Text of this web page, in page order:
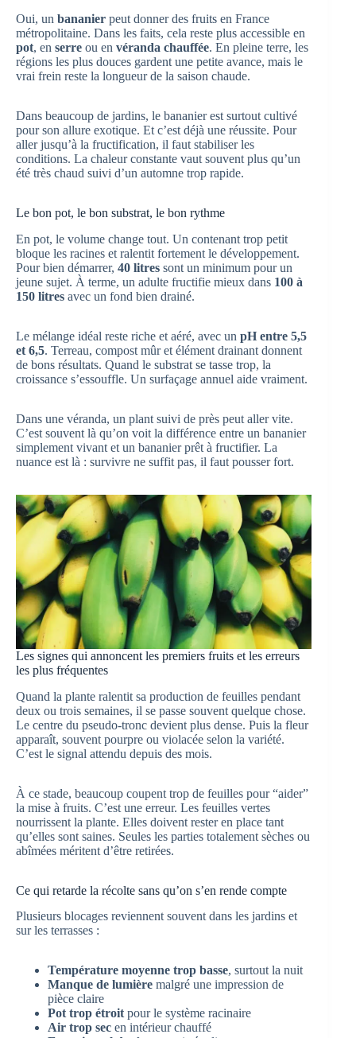
Oui, un bananier peut donner des fruits en France
métropolitaine. Dans les faits, cela reste plus accessible en
pot, en serre ou en véranda chauffée. En pleine terre, les
régions les plus douces gardent une petite avance, mais le
vrai frein reste la longueur de la saison chaude.
Dans beaucoup de jardins, le bananier est surtout cultivé
pour son allure exotique. Et c’est déjà une réussite. Pour
aller jusqu’à la fructification, il faut stabiliser les
conditions. La chaleur constante vaut souvent plus qu’un
été très chaud suivi d’un automne trop rapide.
Le bon pot, le bon substrat, le bon rythme
En pot, le volume change tout. Un contenant trop petit
bloque les racines et ralentit fortement le développement.
Pour bien démarrer, 40 litres sont un minimum pour un
jeune sujet. À terme, un adulte fructifie mieux dans 100 à
150 litres avec un fond bien drainé.
Le mélange idéal reste riche et aéré, avec un pH entre 5,5
et 6,5. Terreau, compost mûr et élément drainant donnent
de bons résultats. Quand le substrat se tasse trop, la
croissance s’essouffle. Un surfaçage annuel aide vraiment.
Dans une véranda, un plant suivi de près peut aller vite.
C’est souvent là qu’on voit la différence entre un bananier
simplement vivant et un bananier prêt à fructifier. La
nuance est là : survivre ne suffit pas, il faut pousser fort.
Les signes qui annoncent les premiers fruits et les erreurs
les plus fréquentes
Quand la plante ralentit sa production de feuilles pendant
deux ou trois semaines, il se passe souvent quelque chose.
Le centre du pseudo-tronc devient plus dense. Puis la fleur
apparaît, souvent pourpre ou violacée selon la variété.
C’est le signal attendu depuis des mois.
À ce stade, beaucoup coupent trop de feuilles pour “aider”
la mise à fruits. C’est une erreur. Les feuilles vertes
nourrissent la plante. Elles doivent rester en place tant
qu’elles sont saines. Seules les parties totalement sèches ou
abîmées méritent d’être retirées.
Ce qui retarde la récolte sans qu’on s’en rende compte
Plusieurs blocages reviennent souvent dans les jardins et
sur les terrasses :
Température moyenne trop basse, surtout la nuit
Manque de lumière malgré une impression de
pièce claire
Pot trop étroitpour le système racinaire
Air trop sec en intérieur chauffé